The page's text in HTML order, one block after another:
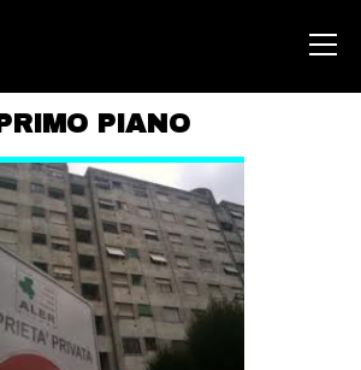
ABOUT
AREA
DEGENERAZIONE
GAZA FREESTYLE
PRIMO PIANO